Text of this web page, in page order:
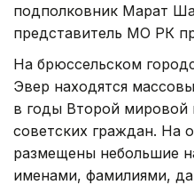
подполковник Марат
представитель МО РК
На брюссельском
Эвер находятся
в годы Второй мировой
советских граждан. На
размещены небольшие
именами, фамилиями,